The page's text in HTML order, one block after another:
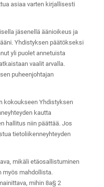
asiaa varten kirjallisesti
jäsenellä äänioikeus ja
Yhdistyksen päätökseksi
yli puolet annetuista
vaalit arvalla.
puheenjohtajan
kokoukseen Yhdistyksen
kautta
hallitus niin päättää. Jos
tietoliikenneyhteyden
mikäli etäosallistuminen
myös mahdollista.
mihin 8a§ 2